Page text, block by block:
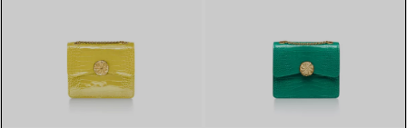
9 Farben